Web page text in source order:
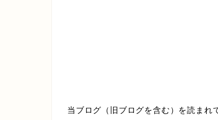
当ブログ（旧ブログを含む）を読まれ